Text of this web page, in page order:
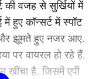
की वजह से सुर्खियों में
में हुए कॉन्सर्ट में स्पॉट
और झूमते हुए नजर आए.
पर वायरल हो रहे हैं.
खींचा है. जिसमें एपी